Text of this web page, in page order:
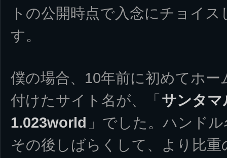
トの公開時点で入念にチョイ
す。
僕の場合、10年前に初めてホ
付けたサイト名が、「 サンタマ
1.023world 」でした。ハンド
その後しばらくして、より比